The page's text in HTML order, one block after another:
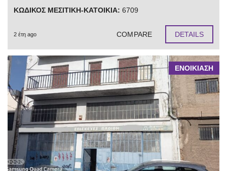
ΚΩΔΙΚΟΣ ΜΕΣΙΤΙΚΗ-ΚΑΤΟΙΚΙΑ: 6709
2 έτη ago COMPARE DETAILS
ΕΝΟΙΚΙΑΣΗ